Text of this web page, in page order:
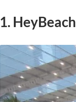
1. HeyBeach